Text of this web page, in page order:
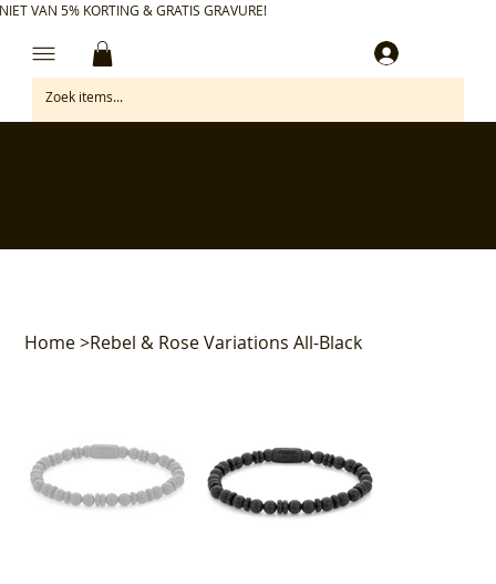
VAN 5% KORTING & GRATIS GRAVURE!
Home>Rebel & Rose Variations All-Black